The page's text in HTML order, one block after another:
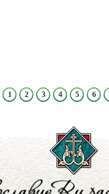
1 2 3 4 5 6